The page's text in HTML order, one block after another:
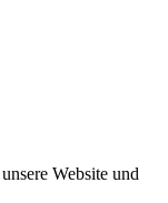
Website und